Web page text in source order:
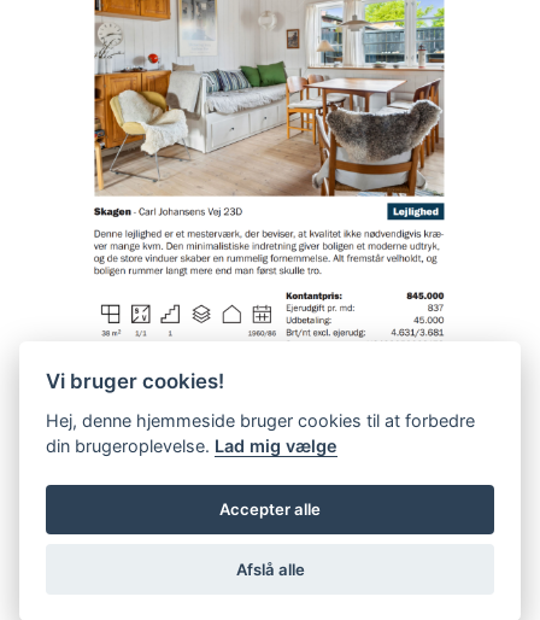
Vi bruger cookies!
Hej, denne hjemmeside bruger cookies til at forbedre
din brugeroplevelse. Lad mig vælge
Accepter alle
Afslå alle